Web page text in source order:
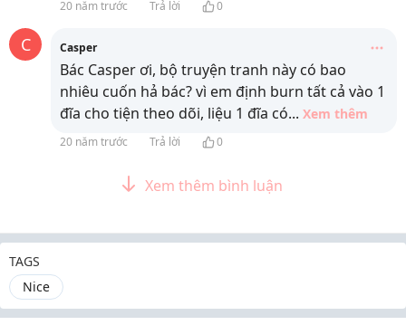
20 năm trước Trả lời 0
C Casper
Bác Casper ơi, bộ truyện tranh này có bao
nhiêu cuốn hả bác? vì em định burn tất cả vào 1
đĩa cho tiện theo dõi, liệu 1 đĩa có... Xem thêm
20 năm trước Trả lời 0
Xem thêm bình luận
TAGS
Nice